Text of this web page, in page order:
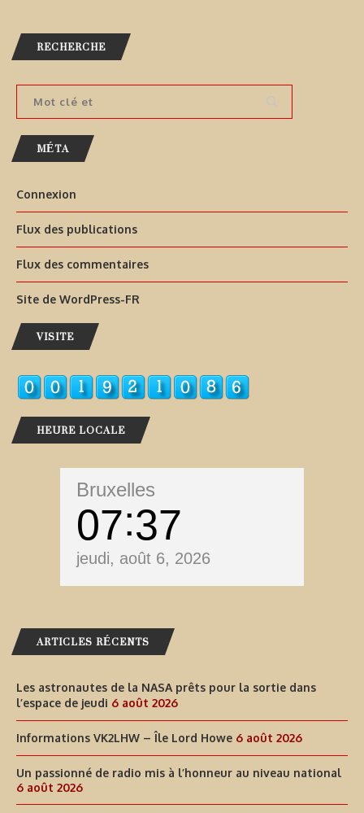
RECHERCHE
MÉTA
Connexion
Flux des publications
Flux des commentaires
Site de WordPress-FR
VISITE
HEURE LOCALE
Bruxelles
07 37
jeudi, août 6, 2026
ARTICLES RÉCENTS
Les astronautes de la NASA prêts pour la sortie dans
l’espace de jeudi 6 août 2026
Informations VK2LHW – Île Lord Howe 6 août 2026
Un passionné de radio mis à l’honneur au niveau national
6 août 2026